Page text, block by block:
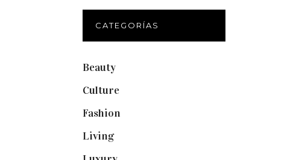
CATEGORÍAS
Beauty(250)
Culture(132)
Fashion
Living(337)